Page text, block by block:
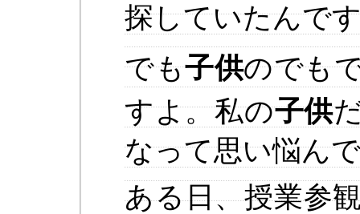
探していたんで
でも子供のでも
すよ。私の子供
なって思い悩ん
ある日、授業参